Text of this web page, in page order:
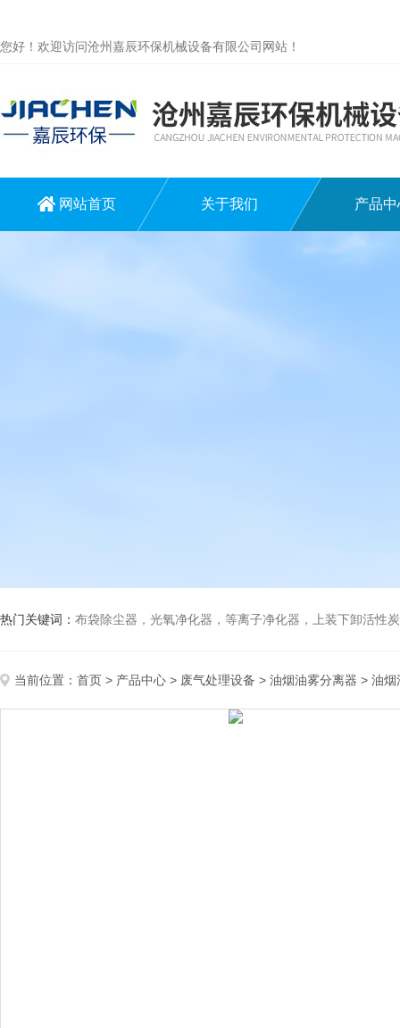
您好！欢迎访问沧州嘉辰环保机械设备有限公司网站！
网站首页 关于我们 产品中
热门关键词： 布袋除尘器，光氧净化器，等离子净化器，上装下卸活性炭吸附箱，打磨除尘
当前位置： 首页 > 产品中心 > 废气处理设备 > 油烟油雾分离器 > 油烟